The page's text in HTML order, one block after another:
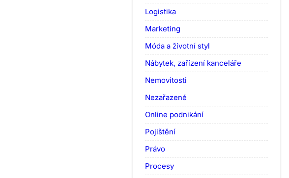
Logistika
Marketing
Móda a životní styl
Nábytek, zařízení kanceláře
Nemovitosti
Nezařazené
Online podnikání
Pojištění
Právo
Procesy